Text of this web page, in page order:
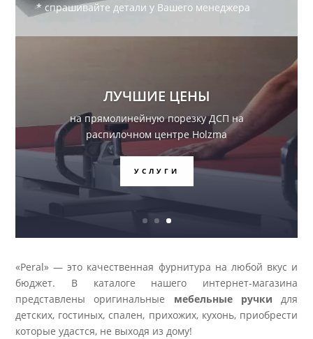
* спрашивайте детали у Вашего менеджера
ЛУЧШИЕ ЦЕНЫ
на прямолинейную порезку ДСП на
распилочном центре Holzma
УСЛУГИ
«Peral» — это качественная фурнитура на любой вкус и
бюджет. В каталоге нашего интернет-магазина
представлены оригинальные мебельные ручки для
детских, гостиных, спален, прихожих, кухонь, приобрести
которые удастся, не выходя из дому!